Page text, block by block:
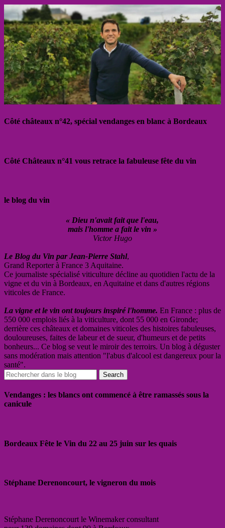
Côté châteaux n°42, spécial vendanges en blanc à Bordeaux
Côté Châteaux n°41 vous retrace la fabuleuse fête du vin
le blog du vin
« Dieu n'avait fait que l'eau,
mais l'homme a fait le vin »
Victor Hugo
Le Blog du Vin par Jean-Pierre Stahl,
Grand Reporter à France 3 Aquitaine.
Ce journaliste spécialisé viticulture décline au quotidien l'actu de la
vigne et du vin à Bordeaux, en Aquitaine et dans d'autres régions
viticoles de France.
La vigne et le vin ont toujours inspiré l'homme. En France : plus de
550 000 emplois liés à la viticulture, dont 55 000 en Gironde;
derrière ces châteaux et domaines viticoles des histoires fabuleuses,
douloureuses, faites de labeur et de sueur, d'humeurs et de petits
bonheurs... Ce blog se veut le miroir des terroirs. Un blog à déguster
sans modération mais attention "l'abus d'alcool est dangereux pour la
santé".
Vendanges : les blancs ont commencé à être ramassés sous la
canicule
Bordeaux Fête le Vin du 22 au 25 juin sur les quais
Stéphane Derenoncourt, le vigneron du mois
Stéphane Derenoncourt le Winemaker consultant